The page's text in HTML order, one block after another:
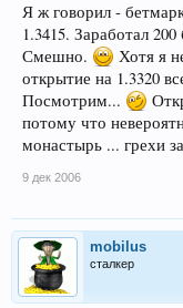
Я ж говорил -
1.3415. Заработал
Смешно.
Хотя я
открытие на 1.3320
Посмотрим...
потому что
монастырь ... грехи
9 дек 2006
mobilus
сталкер